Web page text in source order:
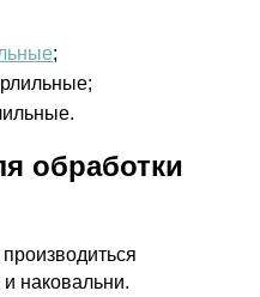
;
обработки
наковальни.